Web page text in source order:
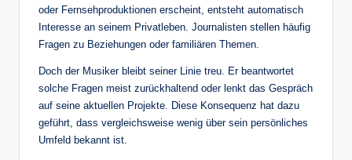
oder Fernsehproduktionen erscheint, entsteht automatisch
Interesse an seinem Privatleben. Journalisten stellen häufig
Fragen zu Beziehungen oder familiären Themen.
Doch der Musiker bleibt seiner Linie treu. Er beantwortet
solche Fragen meist zurückhaltend oder lenkt das Gespräch
auf seine aktuellen Projekte. Diese Konsequenz hat dazu
geführt, dass vergleichsweise wenig über sein persönliches
Umfeld bekannt ist.